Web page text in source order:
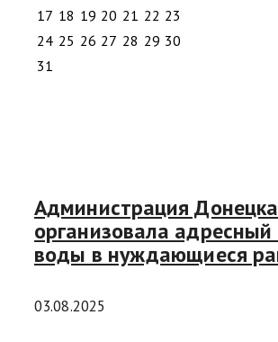
17 18 19 20 21 22 23
24 25 26 27 28 29 30
31
Администрация Донецка
организовала адресный
воды в нуждающиеся
03.08.2025